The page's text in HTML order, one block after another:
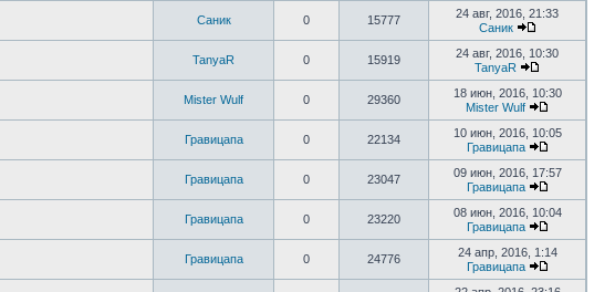
Саник 0 15777
24 авг, 2016, 21:33
Саник
TanyaR 0 15919
24 авг, 2016, 10:30
TanyaR
Mister Wulf 0 29360
18 июн, 2016, 10:30
Mister Wulf
Гравицапа 0 22134
10 июн, 2016, 10:05
Гравицапа
Гравицапа 0 23047
09 июн, 2016, 17:57
Гравицапа
Гравицапа 0 23220
08 июн, 2016, 10:04
Гравицапа
Гравицапа 0 24776
24 апр, 2016, 1:14
Гравицапа